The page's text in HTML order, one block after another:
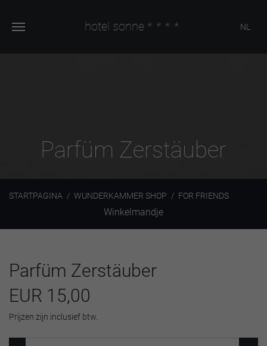
hotel sonne **** NL
Parfüm Zerstäuber
STARTPAGINA WUNDERKAMMER SHOP FOR FRIENDS
Winkelmandje
Parfüm Zerstäuber
EUR 15,00
Prijzen zijn inclusief btw.